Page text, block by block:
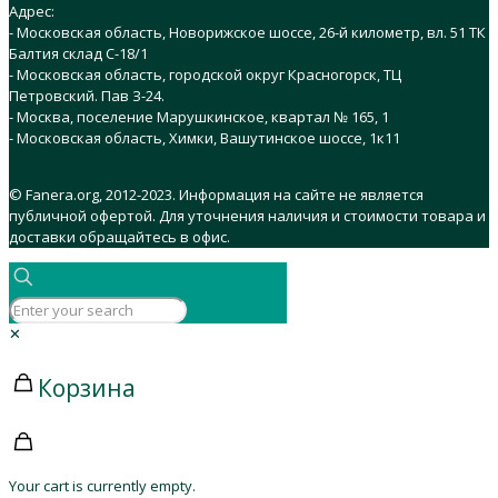
Адрес:
- Московская область, Новорижское шоссе, 26-й километр, вл. 51 ТК
Балтия склад C-18/1
- Московская область, городской округ Красногорск, ТЦ
Петровский. Пав З-24.
- Москва, поселение Марушкинское, квартал № 165, 1
- Московская область, Химки, Вашутинское шоссе, 1к11
© Fanera.org, 2012-2023. Информация на сайте не является
публичной офертой. Для уточнения наличия и стоимости товара и
доставки обращайтесь в офис.
✕
Корзина
Your cart is currently empty.